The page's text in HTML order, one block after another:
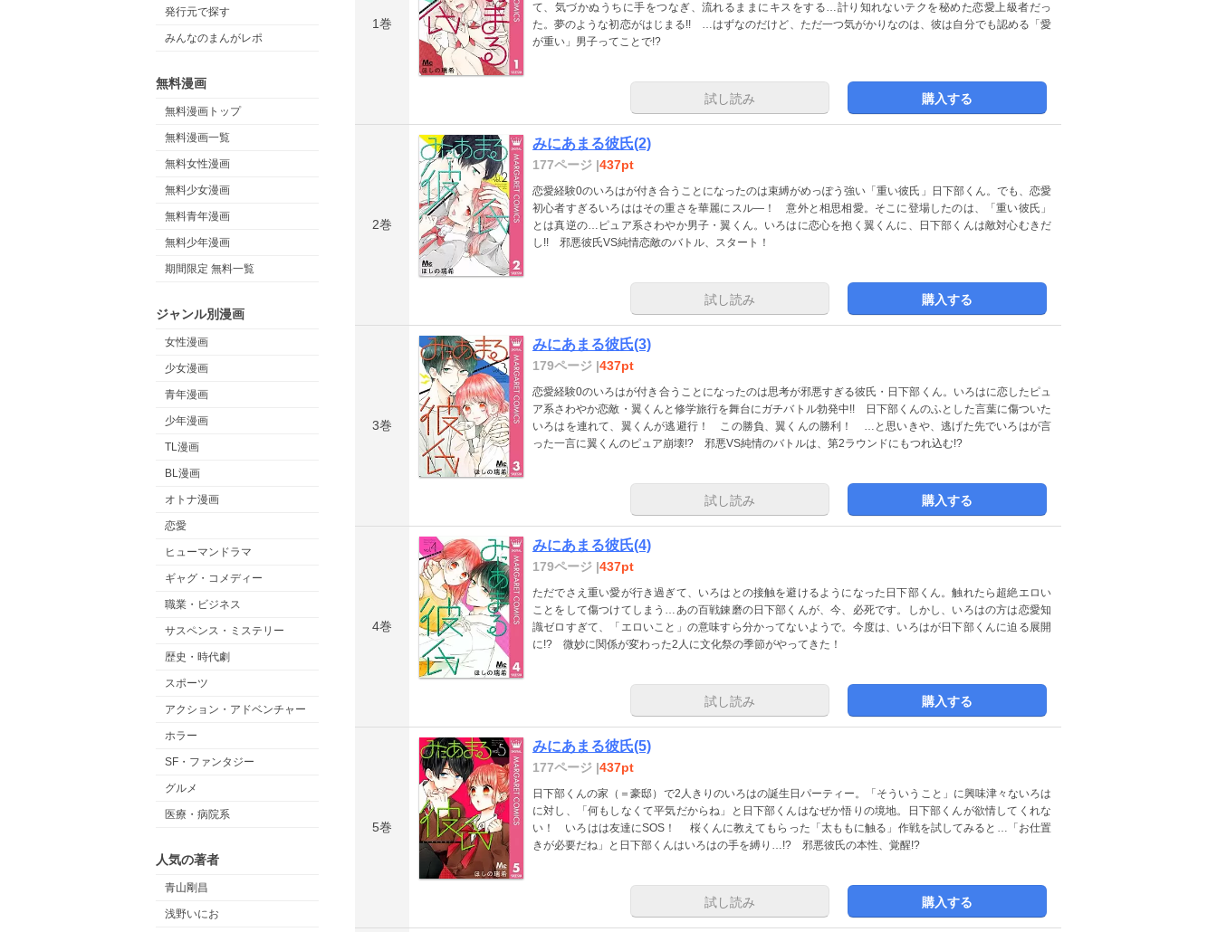
発行元で探す
みんなのまんがレポ
無料漫画
無料漫画トップ
無料漫画一覧
無料女性漫画
無料少女漫画
無料青年漫画
無料少年漫画
期間限定 無料一覧
ジャンル別漫画
女性漫画
少女漫画
青年漫画
少年漫画
TL漫画
BL漫画
オトナ漫画
恋愛
ヒューマンドラマ
ギャグ・コメディー
職業・ビジネス
サスペンス・ミステリー
歴史・時代劇
スポーツ
アクション・アドベンチャー
ホラー
SF・ファンタジー
グルメ
医療・病院系
人気の著者
青山剛昌
浅野いにお
1巻
て、気づかぬうちに手をつなぎ、流れるままにキスをする…計り知れないテクを秘めた恋愛上級者だっ
た。夢のような初恋がはじまる!! …はずなのだけど、ただ一つ気がかりなのは、彼は自分でも認める「愛
が重い」男子ってことで!?
試し読み 購入する
2巻
みにあまる彼氏(2)
177ページ |437pt
恋愛経験0のいろはが付き合うことになったのは束縛がめっぽう強い「重い彼氏」日下部くん。でも、恋愛
初心者すぎるいろははその重さを華麗にスル―！ 意外と相思相愛。そこに登場したのは、「重い彼氏」
とは真逆の…ピュア系さわやか男子・翼くん。いろはに恋心を抱く翼くんに、日下部くんは敵対心むきだ
し!! 邪悪彼氏VS純情恋敵のバトル、スタート！
試し読み 購入する
3巻
みにあまる彼氏(3)
179ページ |437pt
恋愛経験0のいろはが付き合うことになったのは思考が邪悪すぎる彼氏・日下部くん。いろはに恋したピュ
ア系さわやか恋敵・翼くんと修学旅行を舞台にガチバトル勃発中!! 日下部くんのふとした言葉に傷ついた
いろはを連れて、翼くんが逃避行！ この勝負、翼くんの勝利！ …と思いきや、逃げた先でいろはが言
った一言に翼くんのピュア崩壊!? 邪悪VS純情のバトルは、第2ラウンドにもつれ込む!?
試し読み 購入する
4巻
みにあまる彼氏(4)
179ページ |437pt
ただでさえ重い愛が行き過ぎて、いろはとの接触を避けるようになった日下部くん。触れたら超絶エロい
ことをして傷つけてしまう…あの百戦錬磨の日下部くんが、今、必死です。しかし、いろはの方は恋愛知
識ゼロすぎて、「エロいこと」の意味すら分かってないようで。今度は、いろはが日下部くんに迫る展開
に!? 微妙に関係が変わった2人に文化祭の季節がやってきた！
試し読み 購入する
5巻
みにあまる彼氏(5)
177ページ |437pt
日下部くんの家（＝豪邸）で2人きりのいろはの誕生日パーティー。「そういうこと」に興味津々ないろは
に対し、「何もしなくて平気だからね」と日下部くんはなぜか悟りの境地。日下部くんが欲情してくれな
い！ いろはは友達にSOS！ 桜くんに教えてもらった「太ももに触る」作戦を試してみると…「お仕置
きが必要だね」と日下部くんはいろはの手を縛り…!? 邪悪彼氏の本性、覚醒!?
試し読み 購入する